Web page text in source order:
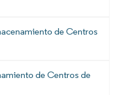
de Centros
de Centros de